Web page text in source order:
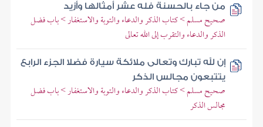
من جاء بالحسنة فله عشر أمثالها وأزيد
صحيح مسلم > كتاب الذكر والدعاء والتوبة والاستغفار > باب فضل
الذكر والدعاء والتقرب إلى الله تعالى
إن لله تبارك وتعالى ملائكة سيارة فضلا الجزء الرابع
يتتبعون مجالس الذكر
صحيح مسلم > كتاب الذكر والدعاء والتوبة والاستغفار > باب فضل
مجالس الذكر